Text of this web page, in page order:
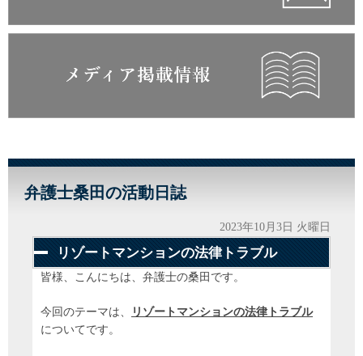
弁護士桑田の活動日誌
2023年10月3日 火曜日
リゾートマンションの法律トラブル
皆様、こんにちは、弁護士の桑田です。
今回のテーマは、
リゾートマンションの法律トラブル
についてです。